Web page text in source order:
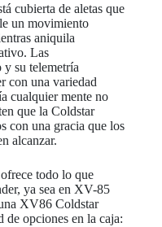
cubierta de aletas que
un movimiento
aniquila
Las
y su telemetría
con una variedad
cualquier mente no
que la Coldstar
con una gracia que los
alcanzar.
todo lo que
ya sea en XV-85
XV86 Coldstar
de opciones en la caja: